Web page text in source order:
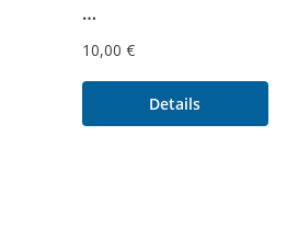
…
10,00 €
Details